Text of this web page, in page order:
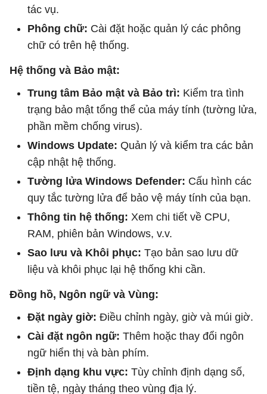
tác vụ.
Phông chữ: Cài đặt hoặc quản lý các phông
chữ có trên hệ thống.
Hệ thống và Bảo mật:
Trung tâm Bảo mật và Bảo trì: Kiểm tra tình
trạng bảo mật tổng thể của máy tính (tường lửa,
phần mềm chống virus).
Windows Update: Quản lý và kiểm tra các bản
cập nhật hệ thống.
Tường lửa Windows Defender: Cấu hình các
quy tắc tường lửa để bảo vệ máy tính của bạn.
Thông tin hệ thống: Xem chi tiết về CPU,
RAM, phiên bản Windows, v.v.
Sao lưu và Khôi phục: Tạo bản sao lưu dữ
liệu và khôi phục lại hệ thống khi cần.
Đồng hồ, Ngôn ngữ và Vùng:
Đặt ngày giờ: Điều chỉnh ngày, giờ và múi giờ.
Cài đặt ngôn ngữ: Thêm hoặc thay đổi ngôn
ngữ hiển thị và bàn phím.
Định dạng khu vực: Tùy chỉnh định dạng số,
tiền tệ, ngày tháng theo vùng địa lý.